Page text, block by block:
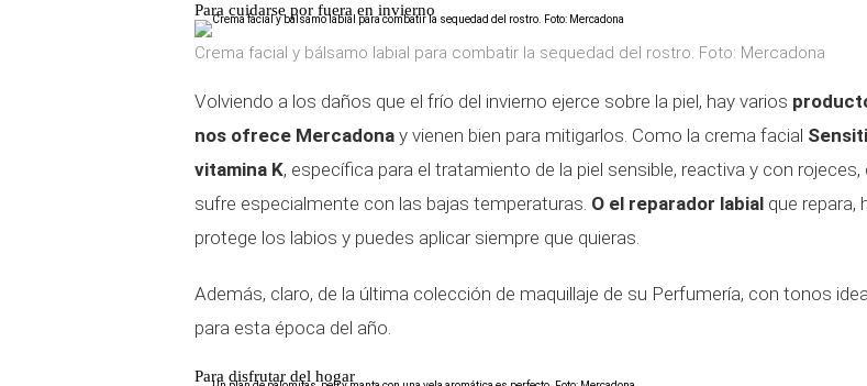
Para cuidarse por fuera en invierno
Crema facial y bálsamo labial para combatir la sequedad del rostro. Foto: Mercadona
Volviendo a los daños que el frío del invierno ejerce sobre la piel, hay varios
nos ofrece Mercadona y vienen bien para mitigarlos. Como la crema facial
vitamina K, específica para el tratamiento de la piel sensible, reactiva y con rojeces,
sufre especialmente con las bajas temperaturas. O el reparador labial que repara,
protege los labios y puedes aplicar siempre que quieras.
Además, claro, de la última colección de maquillaje de su Perfumería, con tonos
para esta época del año.
Para disfrutar del hogar